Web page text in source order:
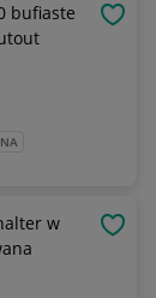
bufiaste
w